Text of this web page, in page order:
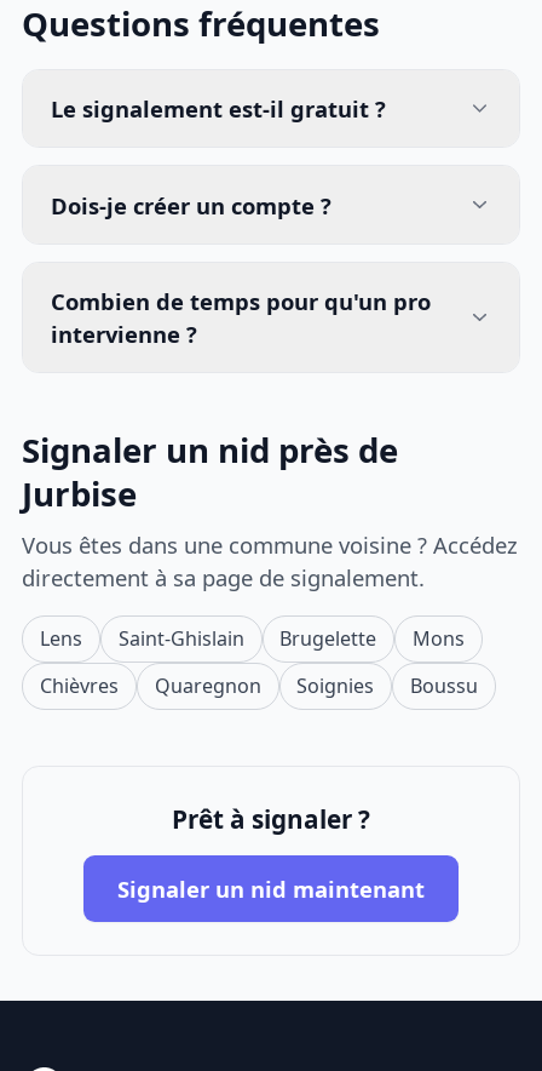
Questions fréquentes
Le signalement est-il gratuit ?
Dois-je créer un compte ?
Combien de temps pour qu'un pro
intervienne ?
Signaler un nid près de
Jurbise
Vous êtes dans une commune voisine ? Accédez
directement à sa page de signalement.
Lens Saint-Ghislain Brugelette
Mons
Chièvres
Quaregnon Soignies Boussu
Prêt à signaler ?
Signaler un nid maintenant